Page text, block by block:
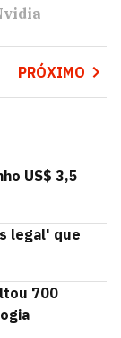
PRÓXIMO
US$ 3,5
legal' que
700